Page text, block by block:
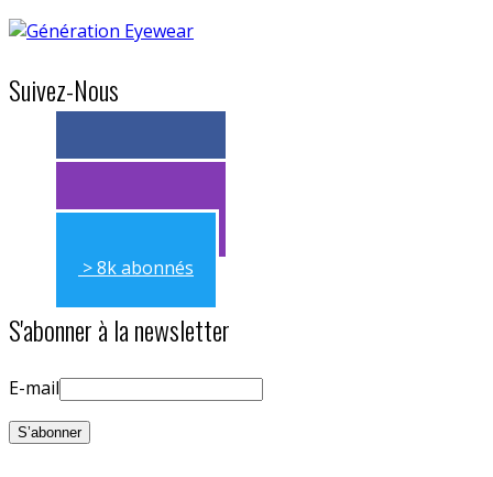
Suivez-Nous
> 11k abonnés
> 11k abonnés
> 8k abonnés
S'abonner à la newsletter
E-mail